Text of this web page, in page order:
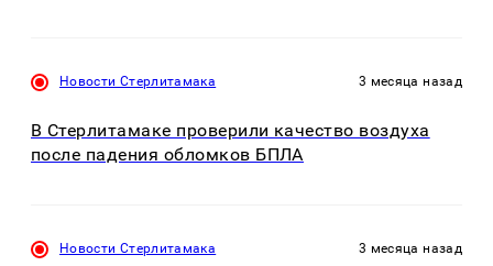
Новости Стерлитамака 3 месяца назад
В Стерлитамаке проверили качество воздуха
после падения обломков БПЛА
Новости Стерлитамака 3 месяца назад